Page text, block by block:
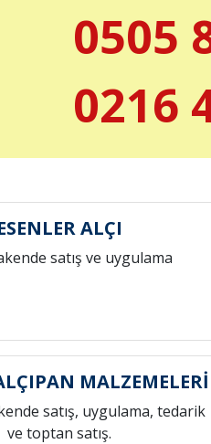
0505
0216
ALÇI
satış ve uygulama
MALZEMELERİ
satış, uygulama, tedarik
ve toptan satış.